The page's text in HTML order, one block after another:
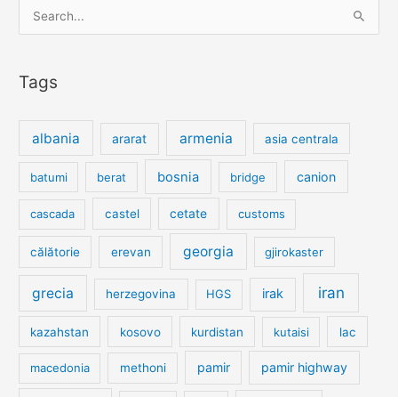
Search
for:
Tags
albania ararat armenia asia centrala
batumi berat bosnia bridge canion
cascada castel cetate customs
călătorie erevan georgia gjirokaster
grecia herzegovina HGS irak iran
kazahstan kosovo kurdistan kutaisi lac
macedonia methoni pamir pamir highway